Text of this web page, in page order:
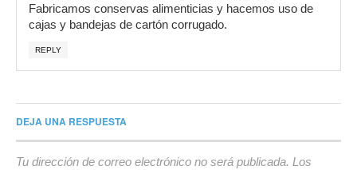
Fabricamos conservas alimenticias y hacemos uso de
cajas y bandejas de cartón corrugado.
REPLY
DEJA UNA RESPUESTA
Tu dirección de correo electrónico no será publicada. Los